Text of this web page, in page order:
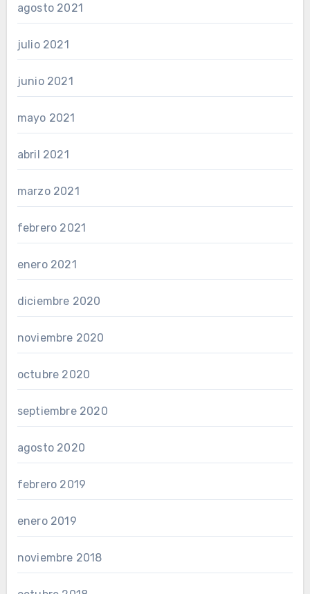
agosto 2021
julio 2021
junio 2021
mayo 2021
abril 2021
marzo 2021
febrero 2021
enero 2021
diciembre 2020
noviembre 2020
octubre 2020
septiembre 2020
agosto 2020
febrero 2019
enero 2019
noviembre 2018